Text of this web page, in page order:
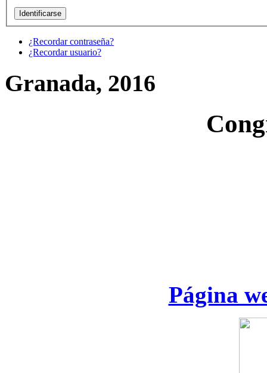
¿Recordar contraseña?
¿Recordar usuario?
Granada, 2016
Página